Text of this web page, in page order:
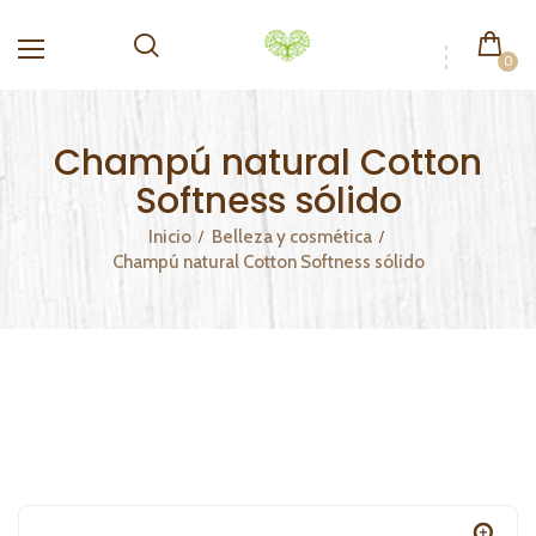
0
Champú natural Cotton
Softness sólido
Inicio
Belleza y cosmética
Champú natural Cotton Softness sólido